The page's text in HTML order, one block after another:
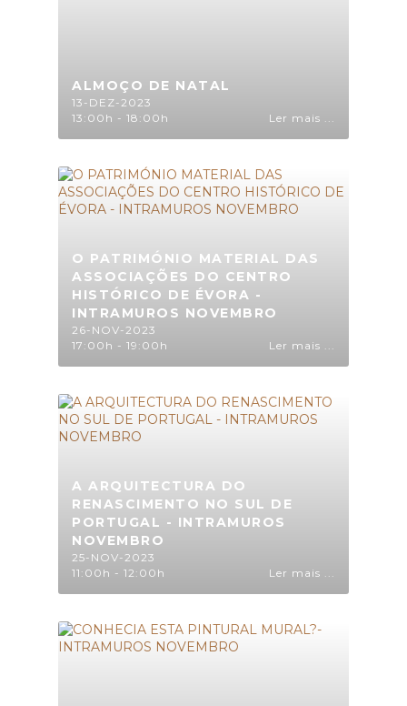
ALMOÇO DE NATAL
13-DEZ-2023
13:00h - 18:00h
Ler mais ...
O PATRIMÓNIO MATERIAL DAS
ASSOCIAÇÕES DO CENTRO
HISTÓRICO DE ÉVORA -
INTRAMUROS NOVEMBRO
26-NOV-2023
17:00h - 19:00h
Ler mais ...
A ARQUITECTURA DO
RENASCIMENTO NO SUL DE
PORTUGAL - INTRAMUROS
NOVEMBRO
25-NOV-2023
11:00h - 12:00h
Ler mais ...